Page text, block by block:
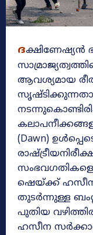
ദക്ഷിണേഷ്യൻ
ആവശ്യമായ
(Dawn)
ഷെയ്ക്ക് ഹസീന
തുടർന്നുള്ള
പുതിയ
ഹസീന